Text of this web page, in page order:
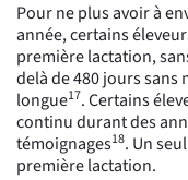
Pour ne plus avoir à
année, certains
première lactation,
delà de 480 jours sans
longue17. Certains
continu durant des
témoignages18. Un
première lactation.